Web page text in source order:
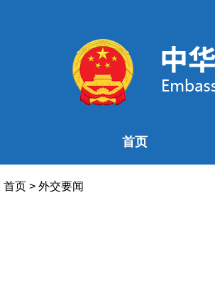
首页
首页 > 外交要闻